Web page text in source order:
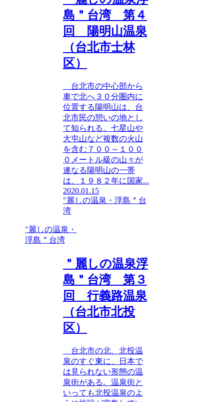
島＂台湾 第４
回 陽明山温泉
（台北市士林
区）
台北市の中心部から
車で北へ３０分圏内に
位置する陽明山は、台
北市民の憩いの地とし
て知られる。七星山や
大屯山など複数の火山
を含む７００～１００
０メートル級の山々が
連なる陽明山の一帯
は、１９８２年に国家...
2020.01.15
"麗しの温泉・浮島＂台
湾
"麗しの温泉・
浮島＂台湾
＂麗しの温泉浮
島＂台湾 第３
回 行義路温泉
（台北市北投
区）
台北市の北、北投温
泉のすぐ東に、日本で
は見られない形態の温
泉街がある。温泉街と
いっても北投温泉のよ